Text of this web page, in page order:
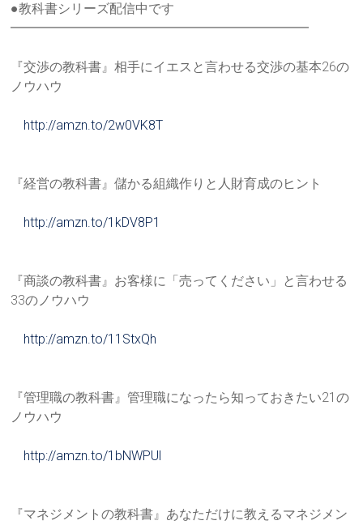
●教科書シリーズ配信中です
━━━━━━━━━━━━━━━━━━━━━━━
『交渉の教科書』相手にイエスと言わせる交渉の基本26の
ノウハウ
http://amzn.to/2w0VK8T
『経営の教科書』儲かる組織作りと人財育成のヒント
http://amzn.to/1kDV8P1
『商談の教科書』お客様に「売ってください」と言わせる
33のノ ウハウ
http://amzn.to/11StxQh
『管理職の教科書』管理職になったら知っておきたい21の
ノウハウ
http://amzn.to/1bNWPUl
『マネジメントの教科書』あなただけに教えるマネジメン